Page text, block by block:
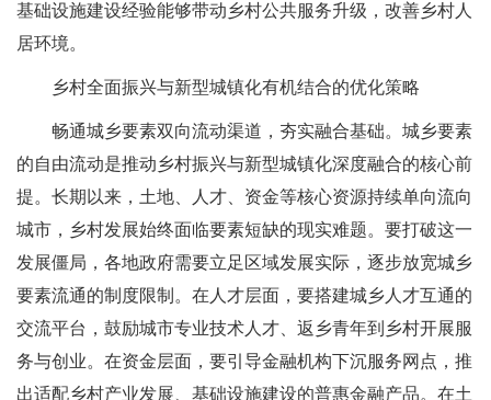
基础设施建设经验能够带动乡村公共服务升级，改善乡村人
居环境。
乡村全面振兴与新型城镇化有机结合的优化策略
畅通城乡要素双向流动渠道，夯实融合基础。城乡要素
的自由流动是推动乡村振兴与新型城镇化深度融合的核心前
提。长期以来，土地、人才、资金等核心资源持续单向流向
城市，乡村发展始终面临要素短缺的现实难题。要打破这一
发展僵局，各地政府需要立足区域发展实际，逐步放宽城乡
要素流通的制度限制。在人才层面，要搭建城乡人才互通的
交流平台，鼓励城市专业技术人才、返乡青年到乡村开展服
务与创业。在资金层面，要引导金融机构下沉服务网点，推
出适配乡村产业发展、基础设施建设的普惠金融产品。在土